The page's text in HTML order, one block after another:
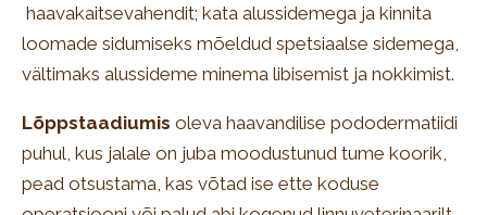
haavakaitsevahendit; kata alussidemega ja kinnita
loomade sidumiseks mõeldud spetsiaalse sidemega,
vältimaks alussideme minema libisemist ja nokkimist.
Lõppstaadiumis oleva haavandilise pododermatiidi
puhul, kus jalale on juba moodustunud tume koorik,
pead otsustama, kas võtad ise ette koduse